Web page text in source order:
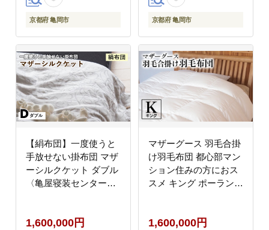
京都府 亀岡市
プル
京都府 亀岡市
【絹布団】一度使うと
手放せない掛布団 マザ
ーシルクケット ダブル
〈亀屋寝装センター〉
生産 掛け布団 綿布団
1,600,000円
マザーグース 羽毛合掛
け羽毛布団 都心部マン
ション住みの方におス
スメ キング ポーランド
冬 シーズン 収納
1,600,000円